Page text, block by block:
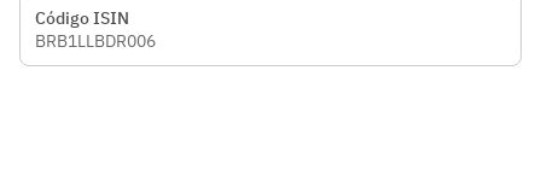
Código ISIN
BRB1LLBDR006